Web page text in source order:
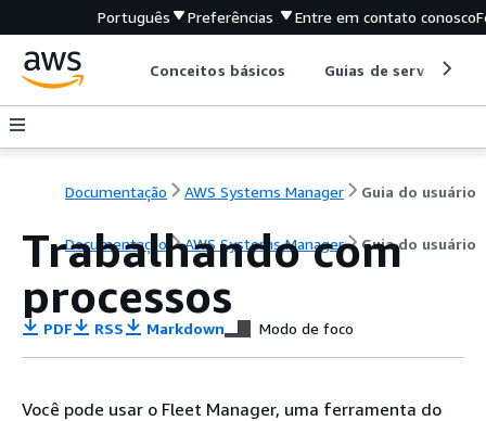
Português Preferências Entre em contato conosco
Conceitos básicos Guias de serviço
Documentação AWS Systems Manager Guia do usuário
Documentação AWS Systems Manager Guia do usuário
Trabalhando com
processos
PDF RSS Markdown Modo de foco
Você pode usar o Fleet Manager, uma ferramenta do